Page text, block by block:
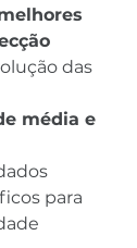
das
média e
para